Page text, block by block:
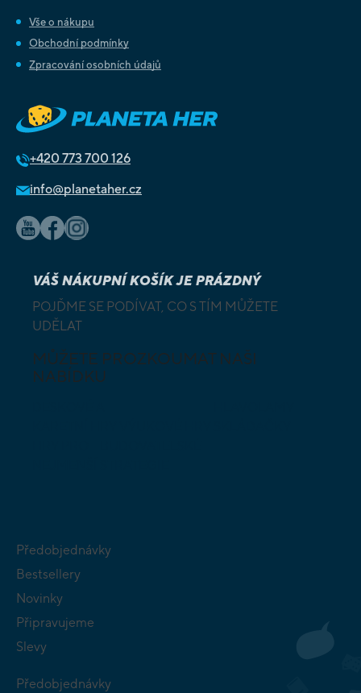
Vše o nákupu
Obchodní podmínky
Zpracování osobních údajů
+420 773 700 126
info@planetaher.cz
VÁŠ NÁKUPNÍ KOŠÍK JE PRÁZDNÝ
POJĎME SE PODÍVAT, CO S TÍM MŮŽETE
UDĚLAT
MŮŽETE PROZKOUMAT NAŠI
NABÍDKU
Předobjednávky
Bestsellery
Novinky
Připravujeme
Slevy
Předobjednávky